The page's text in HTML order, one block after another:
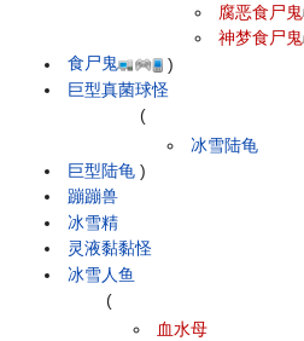
食尸鬼
腐恶食尸鬼
神梦食尸鬼
)
巨型真菌球怪
巨型陆龟
(
冰雪陆龟
)
蹦蹦兽
冰雪精
灵液黏黏怪
冰雪人鱼
(
血水母